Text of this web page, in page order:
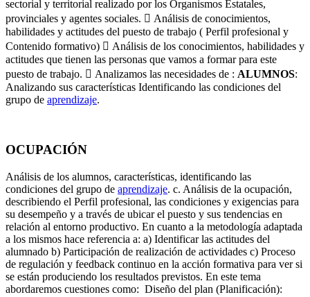
sectorial y territorial realizado por los Organismos Estatales,
provinciales y agentes sociales.  Análisis de conocimientos,
habilidades y actitudes del puesto de trabajo ( Perfil profesional y
Contenido formativo)  Análisis de los conocimientos, habilidades y
actitudes que tienen las personas que vamos a formar para este
puesto de trabajo.  Analizamos las necesidades de : ALUMNOS:
Analizando sus características Identificando las condiciones del
grupo de aprendizaje.
OCUPACIÓN
Análisis de los alumnos, características, identificando las
condiciones del grupo de aprendizaje. c. Análisis de la ocupación,
describiendo el Perfil profesional, las condiciones y exigencias para
su desempeño y a través de ubicar el puesto y sus tendencias en
relación al entorno productivo. En cuanto a la metodología adaptada
a los mismos hace referencia a: a) Identificar las actitudes del
alumnado b) Participación de realización de actividades c) Proceso
de regulación y feedback continuo en la acción formativa para ver si
se están produciendo los resultados previstos. En este tema
abordaremos cuestiones como: Diseño del plan (Planificación):